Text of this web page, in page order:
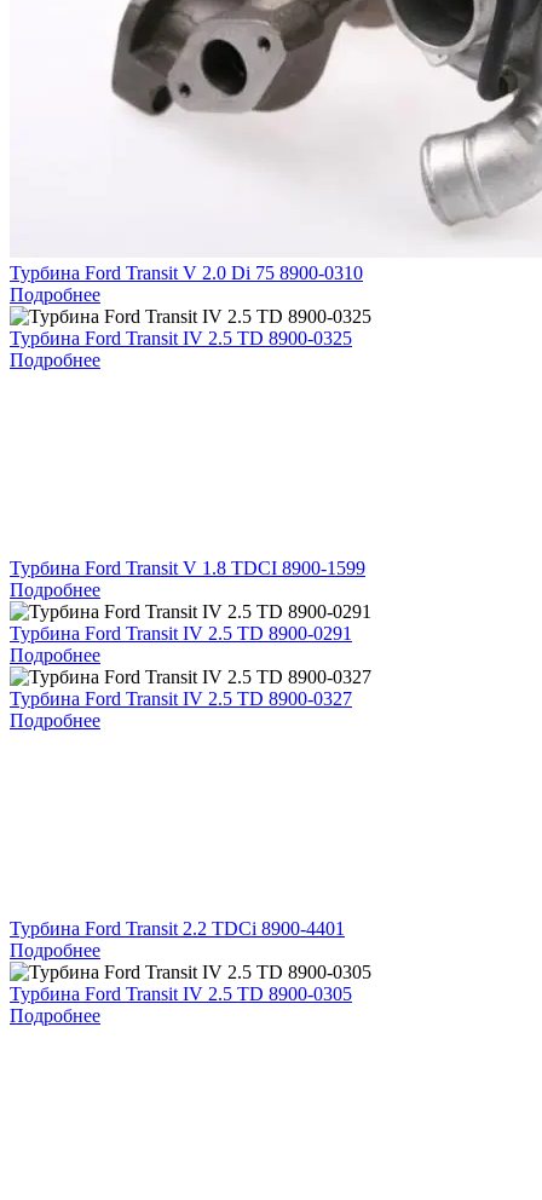
Турбина Ford Transit V 2.0 Di 75 8900-0310
Подробнее
Турбина Ford Transit IV 2.5 TD 8900-0325
Подробнее
Турбина Ford Transit V 1.8 TDCI 8900-1599
Подробнее
Турбина Ford Transit IV 2.5 TD 8900-0291
Подробнее
Турбина Ford Transit IV 2.5 TD 8900-0327
Подробнее
Турбина Ford Transit 2.2 TDCi 8900-4401
Подробнее
Турбина Ford Transit IV 2.5 TD 8900-0305
Подробнее